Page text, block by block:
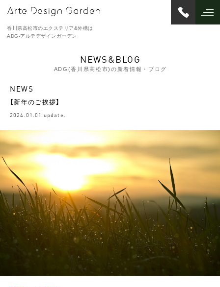
NEWS&BLOG
ADG(香川県高松市)の新着情報・ブログ
香川県高松市のエクステリア&外構は
ADG-アルテデザインガーデン
NEWS
【新年のご挨拶】
2024.01.01 update.